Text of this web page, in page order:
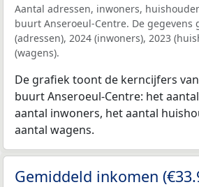
Aantal adressen, inwoners,
buurt Anseroeul-Centre. De gegevens
(adressen), 2024 (inwoners), 2023
(wagens).
De grafiek toont de kerncijfers van
buurt Anseroeul-Centre: het
aantal inwoners, het aantal
aantal wagens.
Gemiddeld inkomen